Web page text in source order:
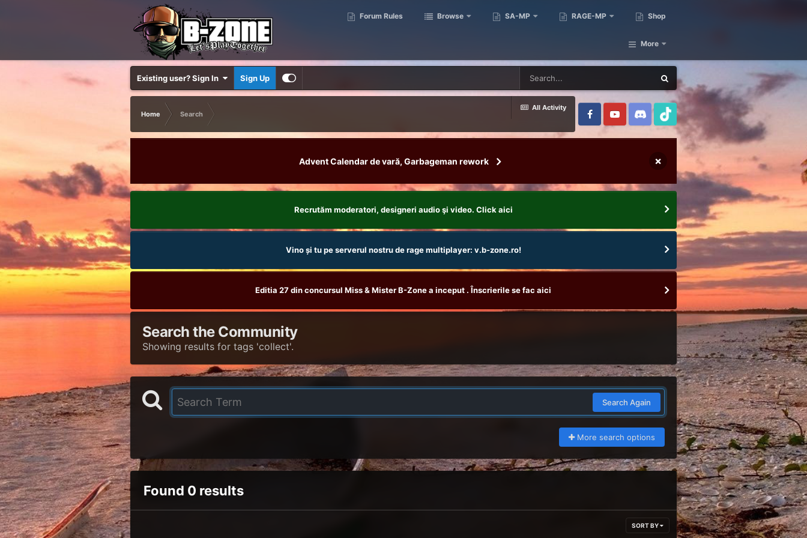
Forum Rules Browse SA-MP RAGE-MP Shop
More
Existing user? Sign In Sign Up
All Activity
Home Search
Advent Calendar de vară, Garbageman rework ×
Recrutăm moderatori, designeri audio şi video. Click aici
Vino și tu pe serverul nostru de rage multiplayer: v.b-zone.ro!
Editia 27 din concursul Miss & Mister B-Zone a inceput . Înscrierile se fac aici
Search the Community
Showing results for tags 'collect'.
Search Again
More search options
Found 0 results
SORT BY